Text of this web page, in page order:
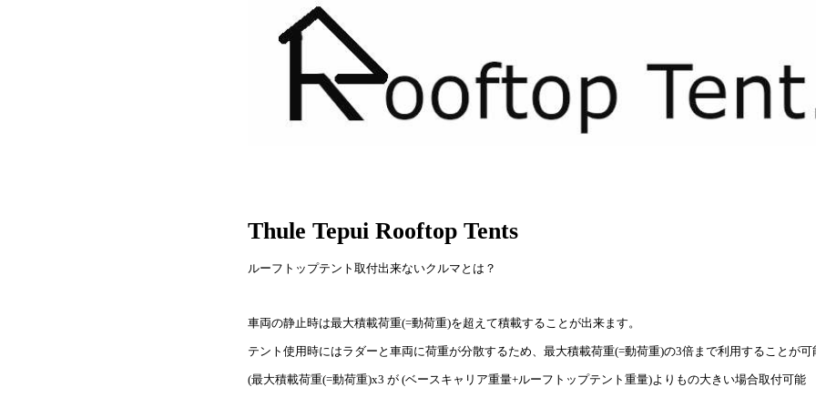
Thule Tepui Rooftop Tents
ルーフトップテント取付出来ないクルマとは？
車両の静止時は最大積載荷重(=動荷重)を超えて積載することが出来ます。
テント使用時にはラダーと車両に荷重が分散するため、最大積載荷重(=動荷重)の3倍まで利用することが可
(最大積載荷重(=動荷重)x3 が (ベースキャリア重量+ルーフトップテント重量)よりもの大きい場合取付可能